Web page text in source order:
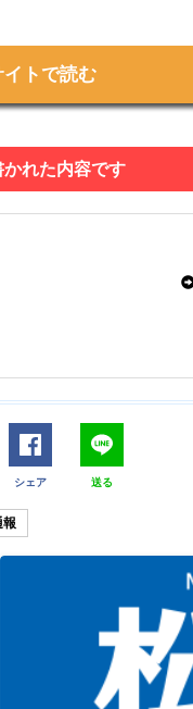
トで読む
かれた内容です
シェア 送る
報